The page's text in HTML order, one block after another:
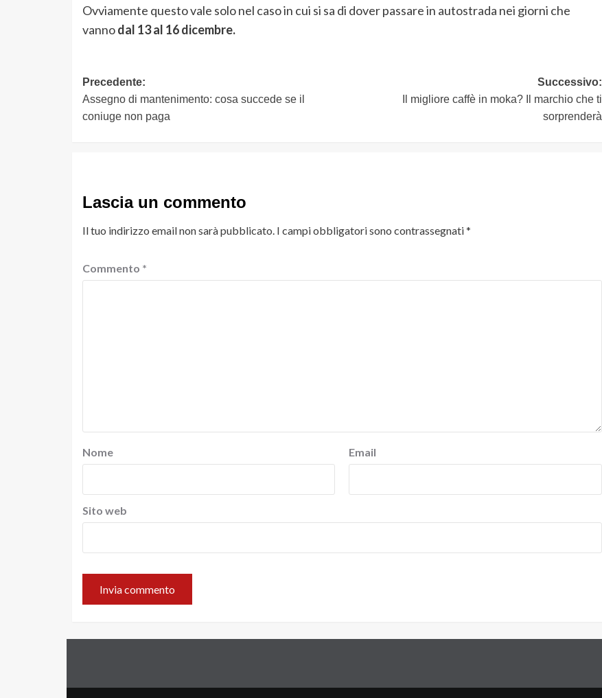
Ovviamente questo vale solo nel caso in cui si sa di dover passare in autostrada nei giorni che
vannodal 13 al 16 dicembre.
Navigazione
articolo
Precedente:
Assegno di mantenimento: cosa succede se il
coniuge non paga
Successivo:
Il migliore caffè in moka? Il marchio che ti
sorprenderà
Lascia un commento
Il tuo indirizzo email non sarà pubblicato. I campi obbligatori sono contrassegnati*
Commento *
Nome Email
Sito web